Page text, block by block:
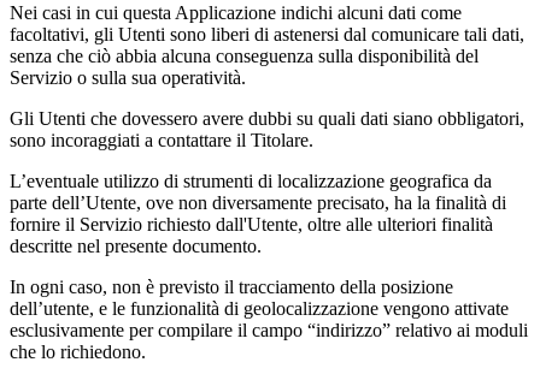
Nei casi in cui questa Applicazione indichi alcuni dati come
facoltativi, gli Utenti sono liberi di astenersi dal comunicare tali dati,
senza che ciò abbia alcuna conseguenza sulla disponibilità del
Servizio o sulla sua operatività.
Gli Utenti che dovessero avere dubbi su quali dati siano obbligatori,
sono incoraggiati a contattare il Titolare.
L’eventuale utilizzo di strumenti di localizzazione geografica da
parte dell’Utente, ove non diversamente precisato, ha la finalità di
fornire il Servizio richiesto dall'Utente, oltre alle ulteriori finalità
descritte nel presente documento.
In ogni caso, non è previsto il tracciamento della posizione
dell’utente, e le funzionalità di geolocalizzazione vengono attivate
esclusivamente per compilare il campo “indirizzo” relativo ai moduli
che lo richiedono.